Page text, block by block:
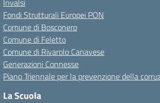
Invalsi
Fondi Strutturali Europei PON
Comune di Bosconero
Comune di Feletto
Comune di Rivarolo Canavese
Generazioni Connesse
Piano Triennale per la prevenzione della
La Scuola